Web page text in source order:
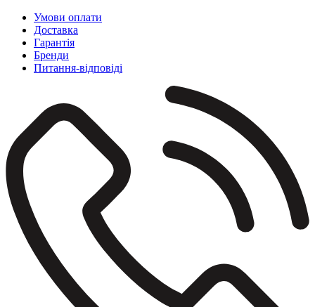
Умови оплати
Доставка
Гарантія
Бренди
Питання-відповіді